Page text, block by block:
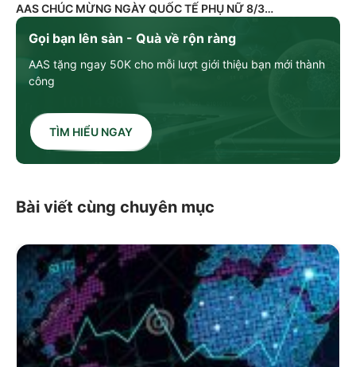
Gọi bạn lên sàn - Quà về rộn ràng
AAS tặng ngay 50K cho mỗi lượt giới thiệu bạn mới thành
công
TÌM HIỂU NGAY
AAS CHÚC MỪNG NGÀY QUỐC TẾ PHỤ NỮ 8/3
Bài viết cùng chuyên mục